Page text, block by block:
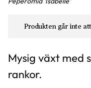
Produkten går inte
Mysig växt med
rankor.